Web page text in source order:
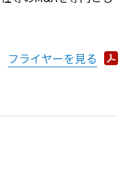
フライヤーを見る